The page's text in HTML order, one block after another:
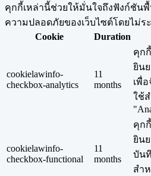
คุกกี้เหล่านี้ช่วยให้มั่นใจถึงฟังก์ชั
ความปลอดภัยของเว็บไซต์โดยไม่ร
Cookie
Duration
cookielawinfo-
checkbox-analytics
11
months
คุก
ยิน
เพื่
ใช้
cookielawinfo-
checkbox-functional
11
months
คุก
ยิน
บัน
สำ